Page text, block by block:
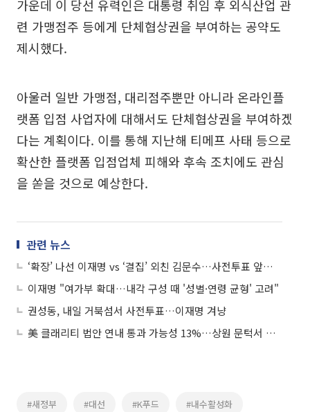
가운데 이 당선 유력인은 대통령 취임 후 외식산업 관
련 가맹점주 등에게 단체협상권을 부여하는 공약도
제시했다.
아울러 일반 가맹점, 대리점주뿐만 아니라 온라인플
랫폼 입점 사업자에 대해서도 단체협상권을 부여하겠
다는 계획이다. 이를 통해 지난해 티메프 사태 등으로
확산한 플랫폼 입점업체 피해와 후속 조치에도 관심
을 쏟을 것으로 예상한다.
관련 뉴스
‘확장’ 나선 이재명 vs ‘결집’ 외친 김문수…사전투표 앞두고 갈린 표심 전략
이재명 "여가부 확대…내각 구성 때 '성별·연령 균형' 고려"
권성동, 내일 거북섬서 사전투표…이재명 겨냥
美 클래리티 법안 연내 통과 가능성 13%…상원 문턱서 제동
#새정부 #대선 #K푸드 #내수활성화